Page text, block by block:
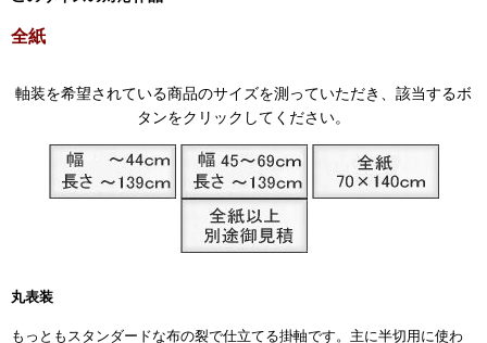
全紙
軸装を希望されている商品のサイズを測っていただき、該当するボ
タンをクリックしてください。
丸表装
もっともスタンダードな布の裂で仕立てる掛軸です。主に半切用に使わ